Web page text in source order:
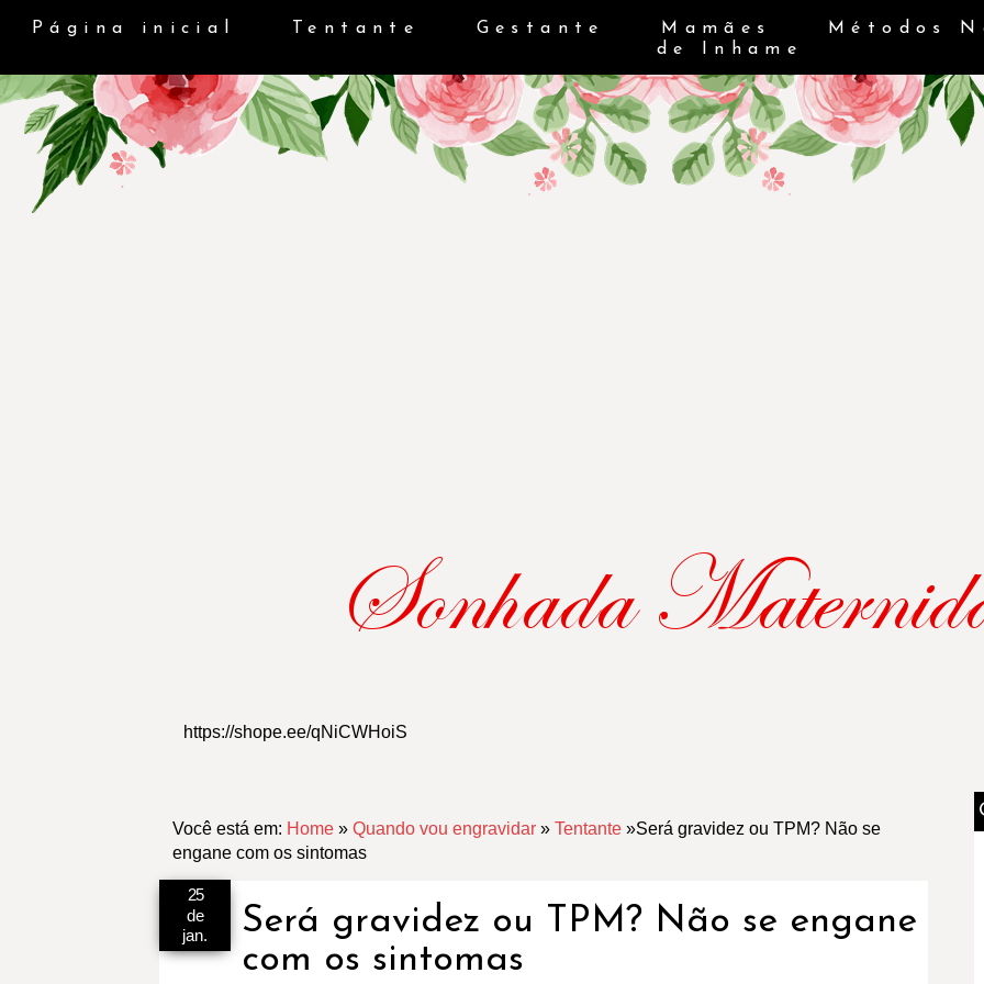
Página inicial Tentante Gestante Mamães
Métodos
de Inhame
https://shope.ee/qNiCWHoiS
Você está em: Home » Quando vou engravidar » Tentante »Será gravidez ou TPM? Não se
engane com os sintomas
25
de
jan.
Será gravidez ou TPM? Não se engane
com os sintomas